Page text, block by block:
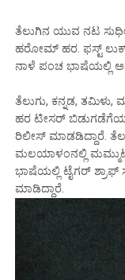
ತೆಲುಗಿನ ಯುವ ನಟ
ಹರೋಮ್ ಹರ. ಫಸ್ಟ್ ಲುಕ್
ನಾಳೆ ಪಂಚ ಭಾಷೆಯಲ್ಲಿ
ತೆಲುಗು, ಕನ್ನಡ,
ಹರ ಟೀಸರ್
ರಿಲೀಸ್ ಮಾಡಡಿದ್ದಾರೆ.
ಮಲಯಾಳಂನಲ್ಲಿ
ಭಾಷೆಯಲ್ಲಿ ಟೈಗರ್
ಮಾಡಿದ್ದಾರೆ.